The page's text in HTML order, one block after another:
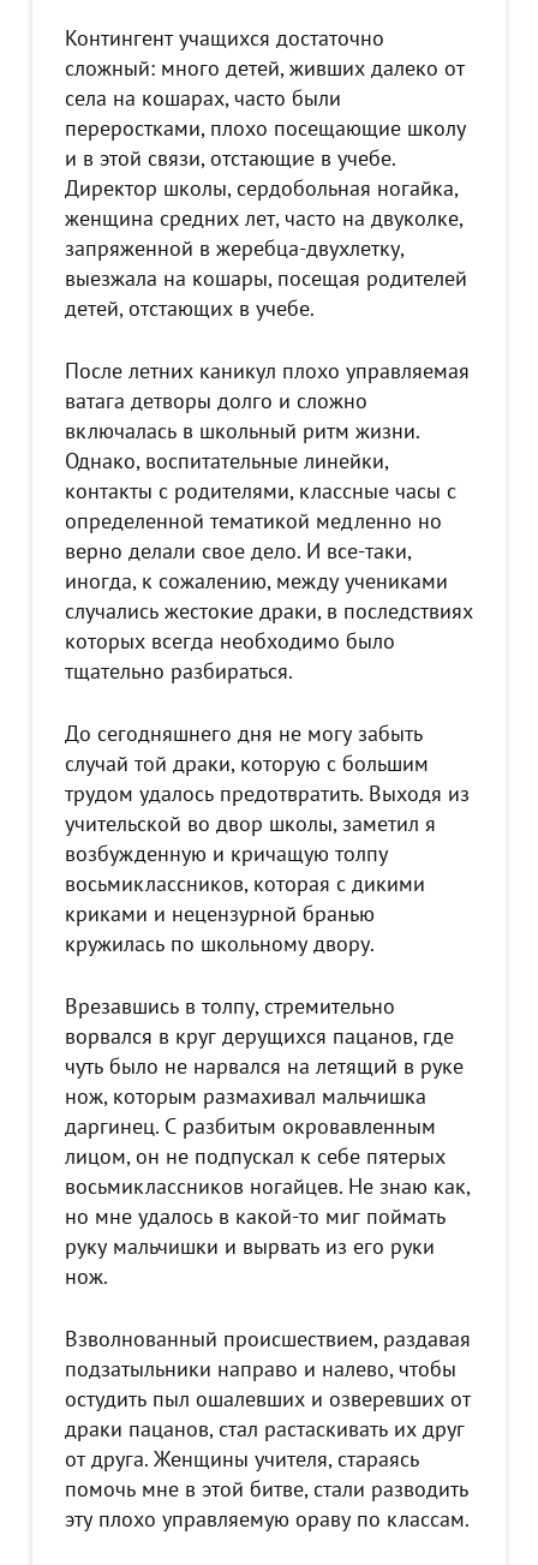
Контингент учащихся достаточно
сложный: много детей, живших далеко от
села на кошарах, часто были
переростками, плохо посещающие школу
и в этой связи, отстающие в учебе.
Директор школы, сердобольная ногайка,
женщина средних лет, часто на двуколке,
запряженной в жеребца-двухлетку,
выезжала на кошары, посещая родителей
детей, отстающих в учебе.
После летних каникул плохо управляемая
ватага детворы долго и сложно
включалась в школьный ритм жизни.
Однако, воспитательные линейки,
контакты с родителями, классные часы с
определенной тематикой медленно но
верно делали свое дело. И все-таки,
иногда, к сожалению, между учениками
случались жестокие драки, в последствиях
которых всегда необходимо было
тщательно разбираться.
До сегодняшнего дня не могу забыть
случай той драки, которую с большим
трудом удалось предотвратить. Выходя из
учительской во двор школы, заметил я
возбужденную и кричащую толпу
восьмиклассников, которая с дикими
криками и нецензурной бранью
кружилась по школьному двору.
Врезавшись в толпу, стремительно
ворвался в круг дерущихся пацанов, где
чуть было не нарвался на летящий в руке
нож, которым размахивал мальчишка
даргинец. С разбитым окровавленным
лицом, он не подпускал к себе пятерых
восьмиклассников ногайцев. Не знаю как,
но мне удалось в какой-то миг поймать
руку мальчишки и вырвать из его руки
нож.
Взволнованный происшествием, раздавая
подзатыльники направо и налево, чтобы
остудить пыл ошалевших и озверевших от
драки пацанов, стал растаскивать их друг
от друга. Женщины учителя, стараясь
помочь мне в этой битве, стали разводить
эту плохо управляемую ораву по классам.